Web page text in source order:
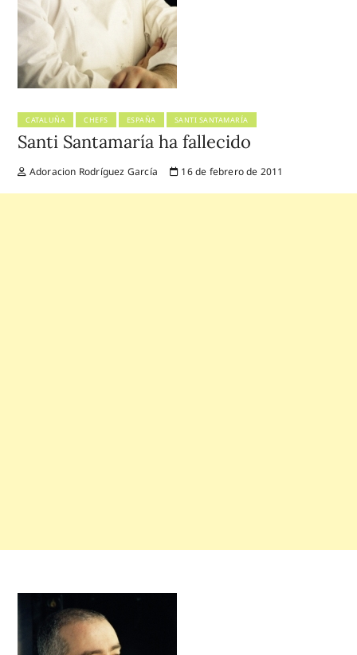
CATALUÑA CHEFS ESPAÑA SANTI SANTAMARÍA
Santi Santamaría ha fallecido
Adoracion Rodríguez García 16 de febrero de 2011